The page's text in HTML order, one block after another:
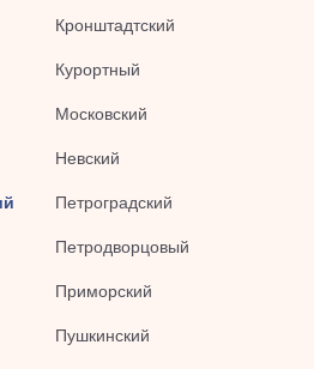
Кронштадтский
Курортный
Московский
Невский
Петроградский
Петродворцовый
Приморский
Пушкинский